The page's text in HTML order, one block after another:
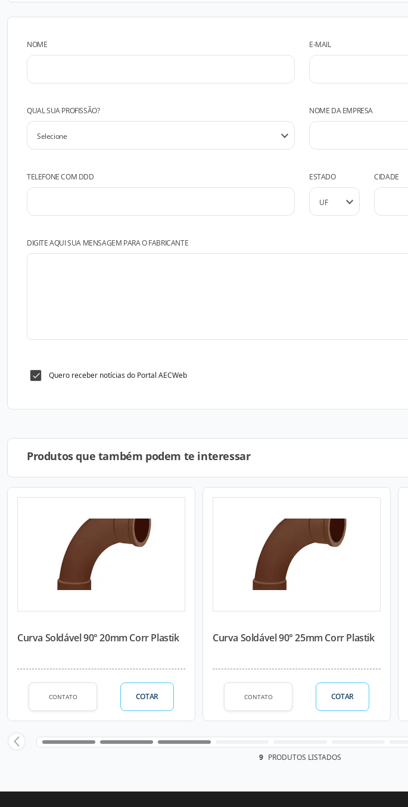
NOME E-MAIL
QUAL SUA PROFISSÃO? NOME DA EMPRESA
TELEFONE COM DDD ESTADO CIDADE
DIGITE AQUI SUA MENSAGEM PARA O FABRICANTE
Quero receber notícias do Portal AECWeb
Produtos que também podem te interessar
Curva Soldável 90° 20mm Corr Plastik
CONTATO COTAR
Curva Soldável 90° 25mm Corr Plastik
CONTATO COTAR
9 PRODUTOS LISTADOS